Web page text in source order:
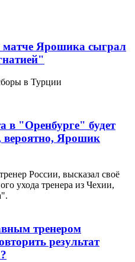
Ярошика сыграл
в Турции
в "Оренбурге" будет
вероятно, Ярошик
России, высказал своё
ухода тренера из Чехии,
тренером
результат